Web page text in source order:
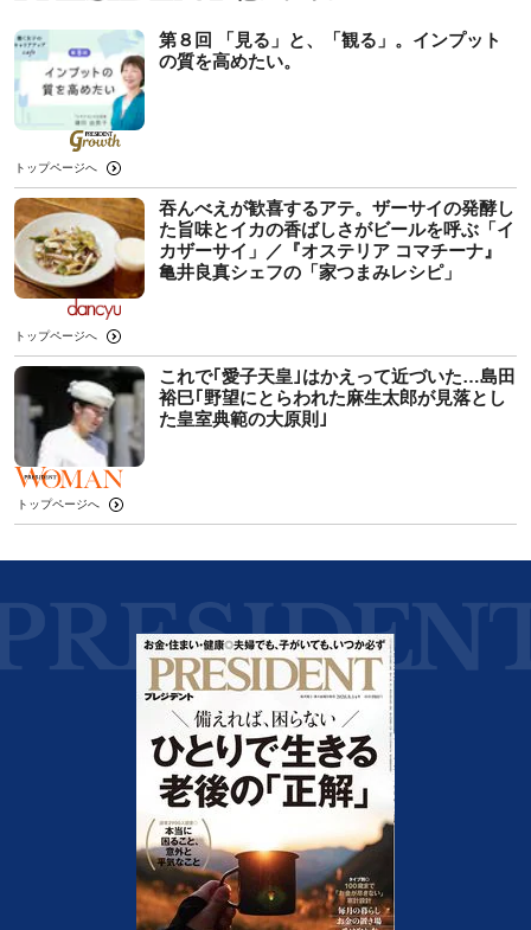
第８回 「見る」と、「観る」。インプット
の質を高めたい。
トップページへ
吞んべえが歓喜するアテ。ザーサイの発酵し
た旨味とイカの香ばしさがビールを呼ぶ「イ
カザーサイ」／『オステリア コマチーナ』
⻲井良真シェフの「家つまみレシピ」
トップページへ
これで｢愛子天皇｣はかえって近づいた…島田
裕巳｢野望にとらわれた麻生太郎が見落とし
た皇室典範の大原則｣
トップページへ